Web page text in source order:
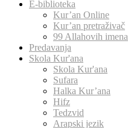
E-biblioteka
Kur’an Online
Kur’an pretraživač
99 Allahovih imena
Predavanja
Skola Kur'ana
Skola Kur'ana
Sufara
Halka Kur’ana
Hifz
Tedzvid
Arapski jezik